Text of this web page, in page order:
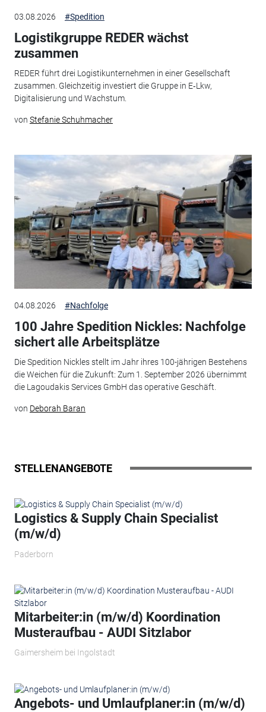
03.08.2026 #Spedition
Logistikgruppe REDER wächst
zusammen
REDER führt drei Logistikunternehmen in einer Gesellschaft
zusammen. Gleichzeitig investiert die Gruppe in E‑Lkw,
Digitalisierung und Wachstum.
von Stefanie Schuhmacher
04.08.2026 #Nachfolge
100 Jahre Spedition Nickles: Nachfolge
sichert alle Arbeitsplätze
Die Spedition Nickles stellt im Jahr ihres 100-jährigen Bestehens
die Weichen für die Zukunft: Zum 1. September 2026 übernimmt
die Lagoudakis Services GmbH das operative Geschäft.
von Deborah Baran
STELLENANGEBOTE
Logistics & Supply Chain Specialist
(m/w/d)
Paderborn
Mitarbeiter:in (m/w/d) Koordination
Musteraufbau - AUDI Sitzlabor
Gaimersheim bei Ingolstadt
Angebots- und Umlaufplaner:in (m/w/d)